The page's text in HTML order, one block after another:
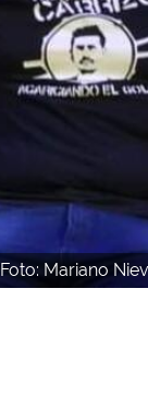
Foto: Mariano